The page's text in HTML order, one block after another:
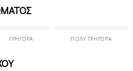
ΓΡΉΓΟΡΑ ΠΟΛΎ ΓΡΉΓΟΡΑ